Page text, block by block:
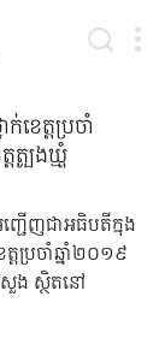
ខេត្តប្រចាំ
ត្បូងឃ្មុំ
ជើញជាអធិបតីក្នុង
តប្រចាំឆ្នាំ២០១៩
ង ស្ថិតនៅ